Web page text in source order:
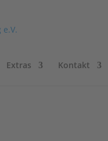
Extras Kontakt